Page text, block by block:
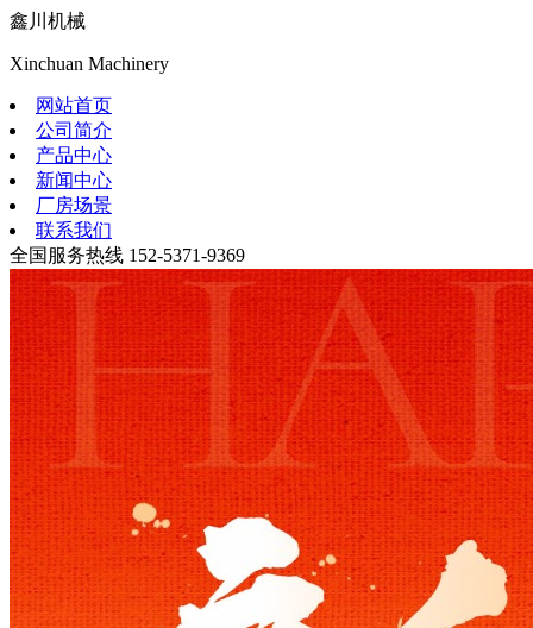
鑫川机械
Xinchuan Machinery
网站首页
公司简介
产品中心
新闻中心
厂房场景
联系我们
全国服务热线 152-5371-9369